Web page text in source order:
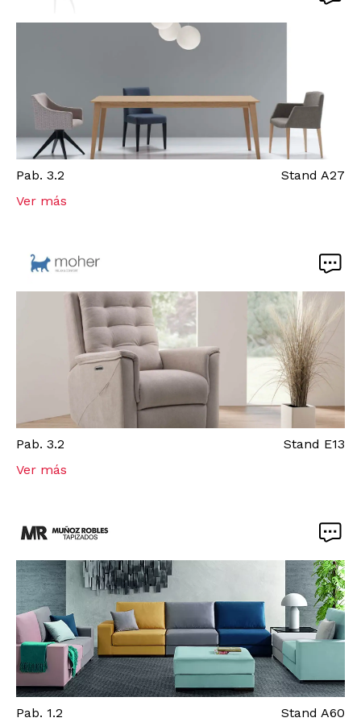
Pab. 3.2 Stand A27
Ver más
Pab. 3.2 Stand E13
Ver más
Pab. 1.2 Stand A60